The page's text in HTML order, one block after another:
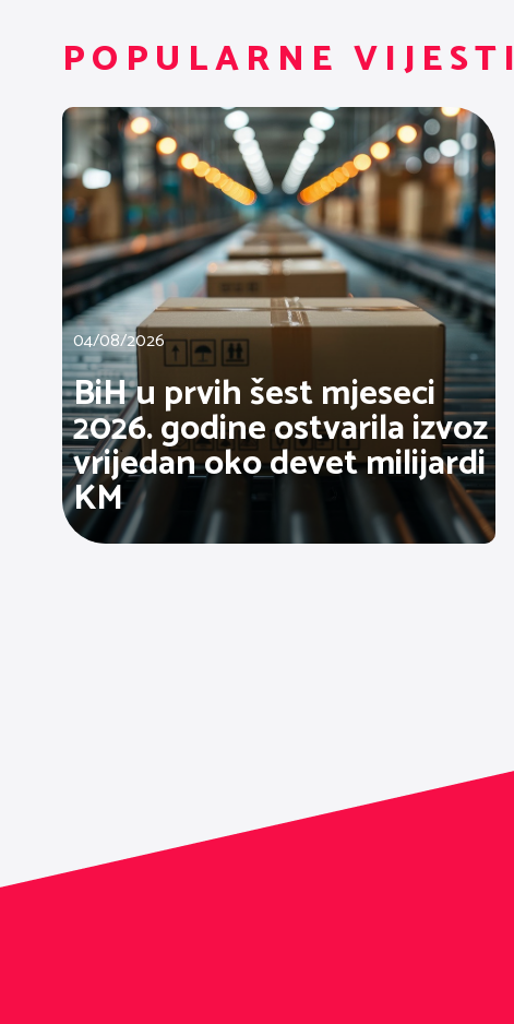
POPULARNE VIJESTI
04/08/2026
BiH u prvih šest mjeseci
2026. godine ostvarila izvoz
vrijedan oko devet milijardi
KM